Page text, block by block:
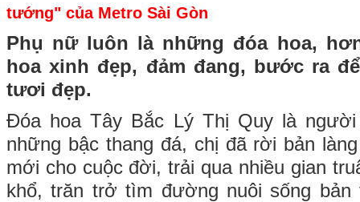
tướng" của Metro Sài Gòn
Phụ nữ luôn là những đóa hoa,
hoa xinh đẹp, đảm đang, bước ra
tươi đẹp.
Đóa hoa Tây Bắc Lý Thị Quy là
những bậc thang đá, chị đã rời bản
mới cho cuộc đời, trải qua nhiều gian
khổ, trăn trở tìm đường nuôi sống bản